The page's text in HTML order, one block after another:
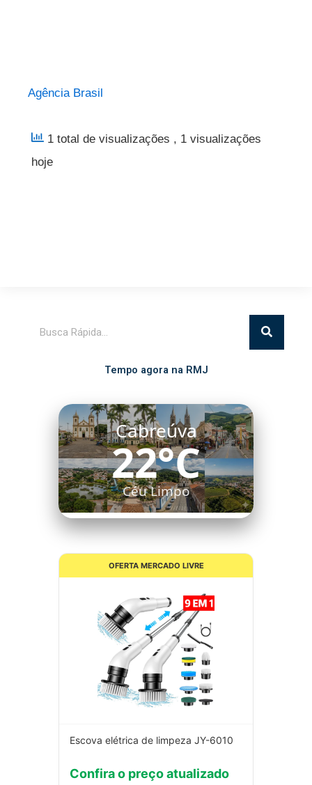
Agência Brasil
1 total de visualizações , 1 visualizações
hoje
Tempo agora na RMJ
Cabreúva
22°C
Céu Limpo
OFERTA MERCADO LIVRE
Escova elétrica de limpeza JY-6010
Confira o preço atualizado